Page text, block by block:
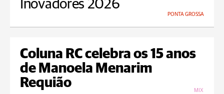
Inovadores 2026
PONTA GROSSA
Coluna RC celebra os 15 anos
de Manoela Menarim
Requião
MIX